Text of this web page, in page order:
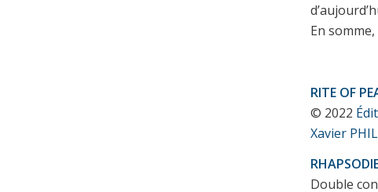
En
RITE OF
© 2022
Xavier
Double